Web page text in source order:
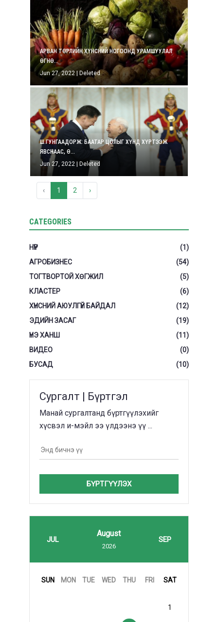
АРВАН ТӨРЛИЙН ХҮНСНИЙ НОГООНД УРАМШУУЛАЛ
ӨГНӨ...
Jun 27, 2022
Deleted
Ш.ГУНГААДОРЖ: БААТАР ЦОЛЫГ ХҮНД ХҮРТЭЭЖ
ЯВСНААС, Ө...
Jun 27, 2022
Deleted
‹ 1 2 ›
CATEGORIES
НҮҮР
(1)
АГРОБИЗНЕС
(54)
ТОГТВОРТОЙ ХӨГЖИЛ
(5)
КЛАСТЕР
(6)
ХҮНСНИЙ АЮУЛГҮЙ БАЙДАЛ
(12)
ЭДИЙН ЗАСАГ
(19)
ҮНЭ ХАНШ
(11)
ВИДЕО
(0)
БУСАД
(10)
Сургалт | Бүртгэл
Манай сургалтанд бүртгүүлэхийг
хүсвэл и-мэйл ээ үлдээнэ үү ...
БҮРТГҮҮЛЭХ
JUL
August
2026
SEP
SUN MON TUE WED THU FRI SAT
1